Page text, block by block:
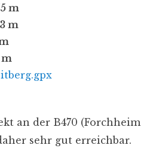
m
m
m
an der B470 (Forchheim
sehr gut erreichbar.